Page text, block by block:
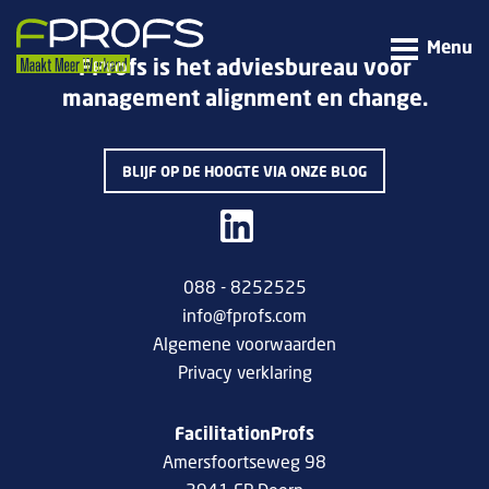
Menu
FProfs is het adviesbureau voor
management alignment en change.
BLIJF OP DE HOOGTE VIA ONZE BLOG
088 - 8252525
info@fprofs.com
Algemene voorwaarden
Privacy verklaring
FacilitationProfs
Amersfoortseweg 98